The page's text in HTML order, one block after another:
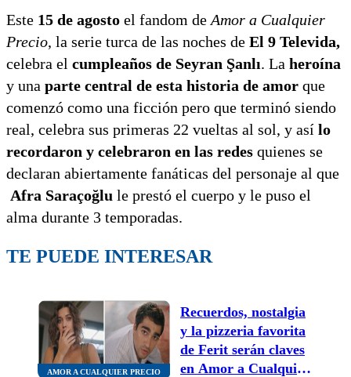
Este 15 de agosto el fandom de Amor a Cualquier
Precio, la serie turca de las noches de El 9 Televida,
celebra el cumpleaños de Seyran Şanlı. La heroína
y una parte central de esta historia de amor que
comenzó como una ficción pero que terminó siendo
real, celebra sus primeras 22 vueltas al sol, y así lo
recordaron y celebraron en las redes quienes se
declaran abiertamente fanáticas del personaje al que
Afra Saraçoğlu le prestó el cuerpo y le puso el
alma durante 3 temporadas.
TE PUEDE INTERESAR
AMOR A CUALQUIER PRECIO
Recuerdos, nostalgia
y la pizzeria favorita
de Ferit serán claves
en Amor a Cualquier